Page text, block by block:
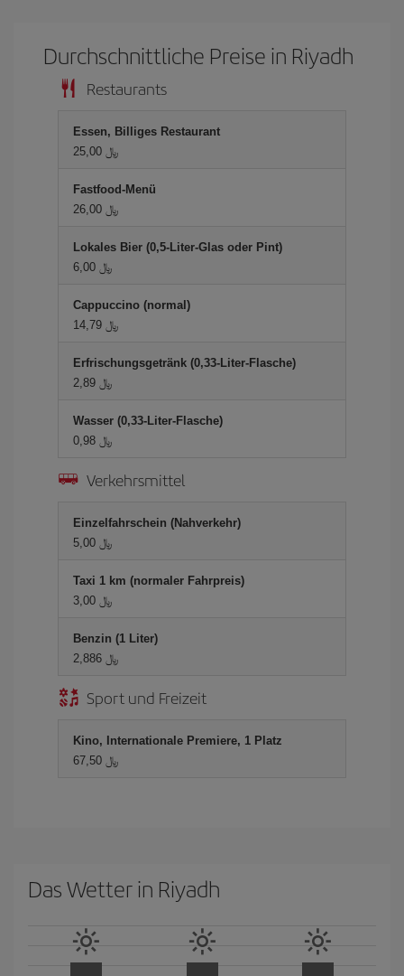
Durchschnittliche Preise in Riyadh
Restaurants
Essen, Billiges Restaurant
25,00 ﷼
Fastfood-Menü
26,00 ﷼
Lokales Bier (0,5-Liter-Glas oder Pint)
6,00 ﷼
Cappuccino (normal)
14,79 ﷼
Erfrischungsgetränk (0,33-Liter-Flasche)
2,89 ﷼
Wasser (0,33-Liter-Flasche)
0,98 ﷼
Verkehrsmittel
Einzelfahrschein (Nahverkehr)
5,00 ﷼
Taxi 1 km (normaler Fahrpreis)
3,00 ﷼
Benzin (1 Liter)
2,886 ﷼
Sport und Freizeit
Kino, Internationale Premiere, 1 Platz
67,50 ﷼
Das Wetter in Riyadh